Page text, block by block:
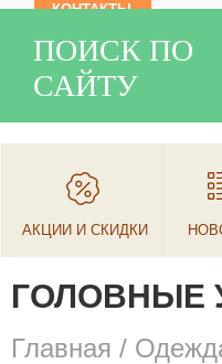
КОНТАКТЫ
ПОИСК ПО
САЙТУ
АКЦИИ И СКИДКИ
ГОЛОВНЫЕ
Главная /